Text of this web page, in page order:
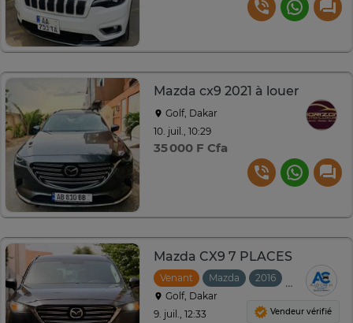
Mazda cx9 2021 à louer
Golf, Dakar
10. juil., 10:29
35 000 F Cfa
Mazda CX9 7 PLACES
Venant Mazda 2016
Golf, Dakar
9. juil., 12:33
Vendeur vérifié